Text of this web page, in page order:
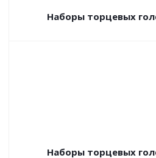
Наборы торцевых
Наборы торцевых